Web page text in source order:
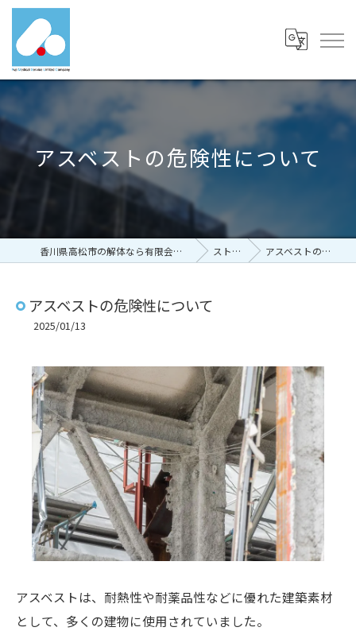
アスベストの危険性について
香川県高松市の解体なら有限会社富士メディカルサービス ストーリー アスベストの危険性について
アスベストの危険性について
2025/01/13
アスベストは、耐熱性や耐薬品性などに優れた建築素材
として、多くの建物に使用されていました。